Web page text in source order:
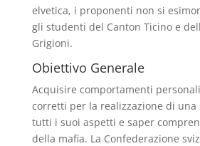
elvetica, i proponenti non si
gli studenti del Canton Ticino e
Grigioni.
Obiettivo Generale
Acquisire comportamenti
corretti per la realizzazione di una
tutti i suoi aspetti e saper
della mafia. La Confederazione